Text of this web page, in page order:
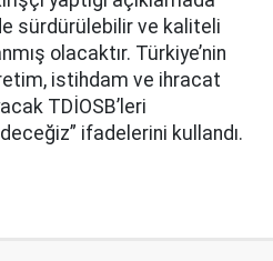
sürdürülebilir ve kaliteli
olacaktır. Türkiye’nin
istihdam ve ihracat
TDİOSB’leri
ifadelerini kullandı.